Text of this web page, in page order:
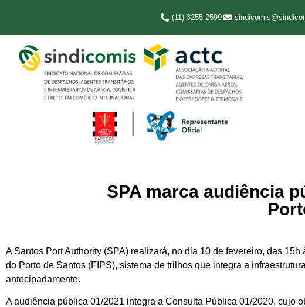
(11) 3255-2599
SPA marca audiência
A Santos Port Authority (SPA) realizará, no dia 10 de fevereiro, das
do Porto de Santos (FIPS), sistema de trilhos que integra a
antecipadamente.
A audiência pública 01/2021 integra a Consulta Pública 01/2020, cujo